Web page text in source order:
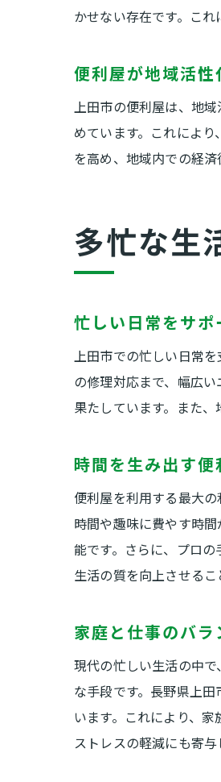
かせない存在です。こ
便利屋が地域活
上田市の便利屋は、地
めています。これによ
を高め、地域内での経
多忙な生
忙しい日常をサ
上田市での忙しい日常
の修理対応まで、幅広
果たしています。また
時間を生み出す便
便利屋を利用する最大
時間や趣味に費やす時
能です。さらに、プロ
生活の質を向上させるこ
家庭と仕事のバ
現代の忙しい生活の中
な手段です。長野県上
います。これにより、
ストレスの軽減にも寄